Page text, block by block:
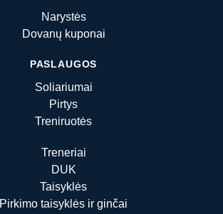
Narystės
Dovanų kuponai
PASLAUGOS
Soliariumai
Pirtys
Treniruotės
Treneriai
DUK
Taisyklės
Pirkimo taisyklės ir ginčai